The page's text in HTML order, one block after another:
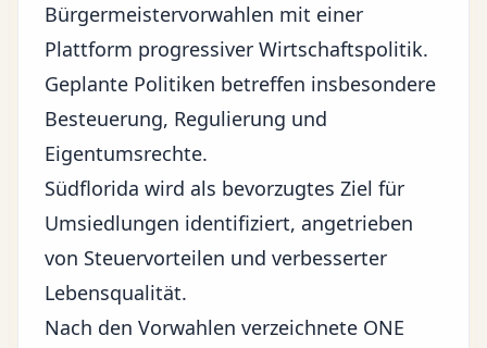
Bürgermeistervorwahlen mit einer
Plattform progressiver Wirtschaftspolitik.
Geplante Politiken betreffen insbesondere
Besteuerung, Regulierung und
Eigentumsrechte.
Südflorida wird als bevorzugtes Ziel für
Umsiedlungen identifiziert, angetrieben
von Steuervorteilen und verbesserter
Lebensqualität.
Nach den Vorwahlen verzeichnete ONE